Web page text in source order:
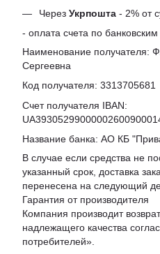
Через Укрпошта - 2% от
- оплата счета по
Наименование получателя:
Сергеевна
Код получателя: 3313705681
Счет получателя IBAN:
Название банка: АО КБ
В случае если средства не
указанный срок, доставка
перенесена на следующий
Гарантия от производителя
Компания производит
надлежащего качества
потребителей».